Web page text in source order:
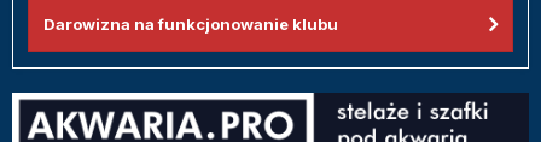
Darowizna na funkcjonowanie klubu